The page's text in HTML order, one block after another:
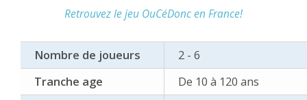
Retrouvez le jeu OuCéDonc en France!
Nombre de joueurs
2 - 6
Tranche age
De 10 à 120 ans